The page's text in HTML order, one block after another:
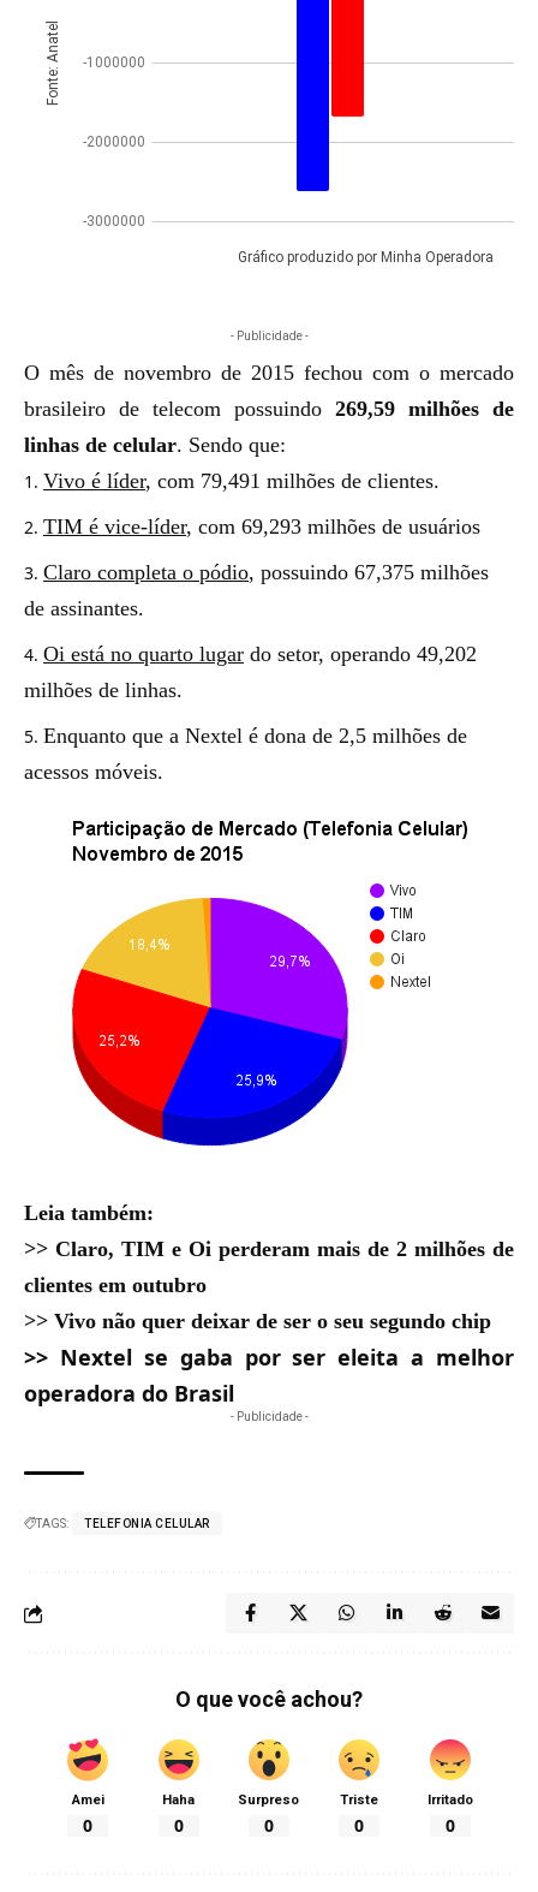
- Publicidade -
O mês de novembro de 2015 fechou com o mercado
brasileiro de telecom possuindo 269,59 milhões de
linhas de celular. Sendo que:
Vivo é líder, com 79,491 milhões de clientes.
TIM é vice-líder, com 69,293 milhões de usuários
Claro completa o pódio, possuindo 67,375 milhões
de assinantes.
Oi está no quarto lugar do setor, operando 49,202
milhões de linhas.
Enquanto que a Nextel é dona de 2,5 milhões de
acessos móveis.
Leia também:
>> Claro, TIM e Oi perderam mais de 2 milhões de
clientes em outubro
>> Vivo não quer deixar de ser o seu segundo chip
>> Nextel se gaba por ser eleita a melhor
operadora do Brasil
- Publicidade -
TAGS: TELEFONIA CELULAR
O que você achou?
Amei
0
Haha
0
Surpreso
0
Triste
0
Irritado
0